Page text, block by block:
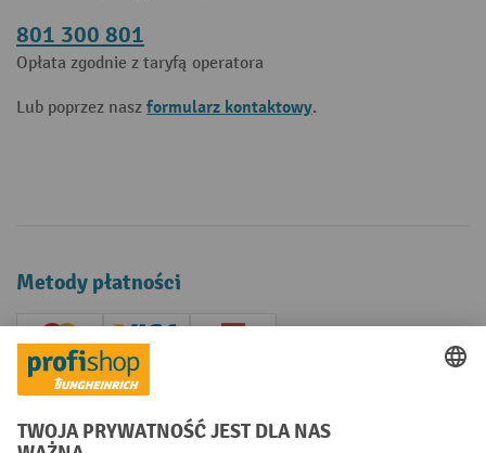
801 300 801
Opłata zgodnie z taryfą operatora
Lub poprzez nasz formularz kontaktowy.
Metody płatności
Creditcard (Master)Creditcard (Visa)
Factura Przedpłata